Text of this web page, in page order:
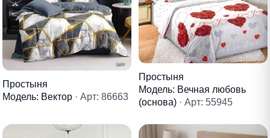
Простыня
Модель: Вектор · Арт: 86663
Простыня
Модель: Вечная любовь
(основа) · Арт: 55945